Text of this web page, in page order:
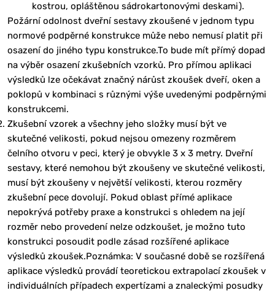
kostrou, opláštěnou sádrokartonovými deskami).
Požární odolnost dveřní sestavy zkoušené v jednom typu
normové podpěrné konstrukce může nebo nemusí platit při
osazení do jiného typu konstrukce.To bude mít přímý dopad
na výběr osazení zkušebních vzorků. Pro přímou aplikaci
výsledků lze očekávat značný nárůst zkoušek dveří, oken a
poklopů v kombinaci s různými výše uvedenými podpěrnými
konstrukcemi.
Zkušební vzorek a všechny jeho složky musí být ve
skutečné velikosti, pokud nejsou omezeny rozměrem
čelního otvoru v peci, který je obvykle 3 x 3 metry. Dveřní
sestavy, které nemohou být zkoušeny ve skutečné velikosti,
musí být zkoušeny v největší velikosti, kterou rozměry
zkušební pece dovolují. Pokud oblast přímé aplikace
nepokrývá potřeby praxe a konstrukci s ohledem na její
rozměr nebo provedení nelze odzkoušet, je možno tuto
konstrukci posoudit podle zásad rozšířené aplikace
výsledků zkoušek.Poznámka: V současné době se rozšířená
aplikace výsledků provádí teoretickou extrapolací zkoušek v
individuálních případech expertízami a znaleckými posudky